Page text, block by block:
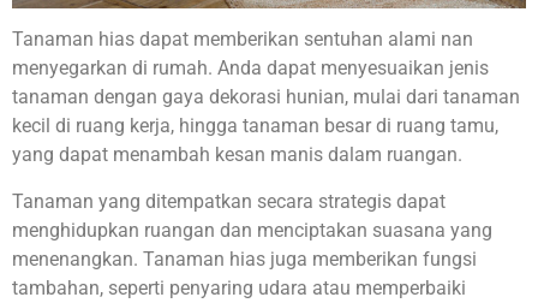
Tanaman hias dapat memberikan sentuhan alami nan
menyegarkan di rumah. Anda dapat menyesuaikan jenis
tanaman dengan gaya dekorasi hunian, mulai dari tanaman
kecil di ruang kerja, hingga tanaman besar di ruang tamu,
yang dapat menambah kesan manis dalam ruangan.
Tanaman yang ditempatkan secara strategis dapat
menghidupkan ruangan dan menciptakan suasana yang
menenangkan. Tanaman hias juga memberikan fungsi
tambahan, seperti penyaring udara atau memperbaiki